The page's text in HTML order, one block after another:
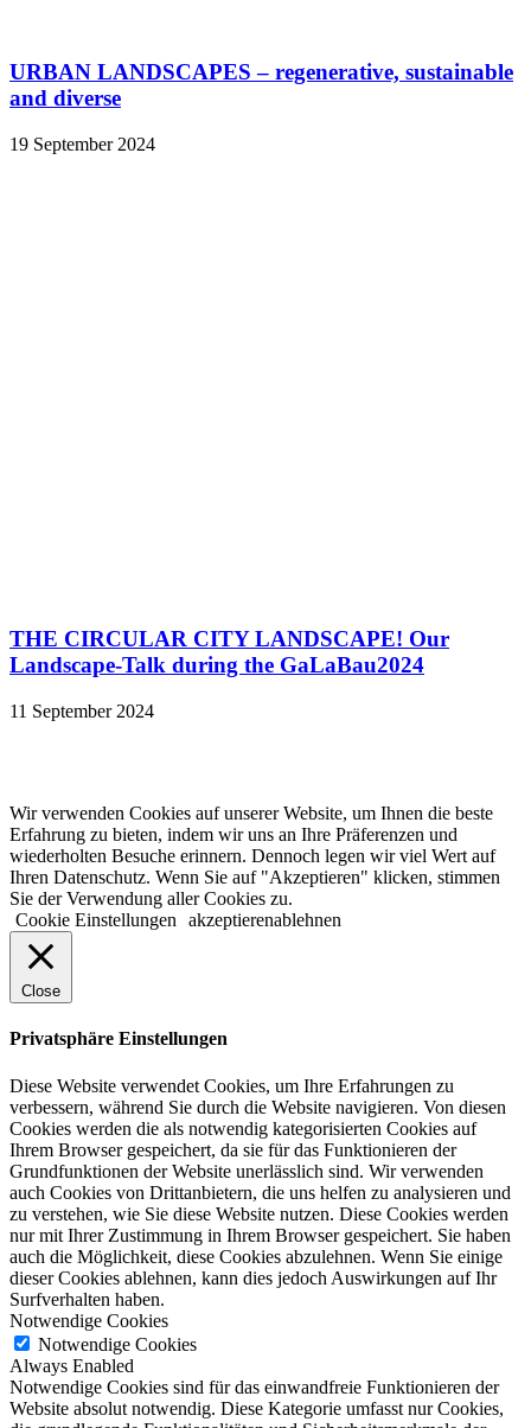
URBAN LANDSCAPES – regenerative, sustainable
and diverse
19 September 2024
THE CIRCULAR CITY LANDSCAPE! Our
Landscape-Talk during the GaLaBau2024
11 September 2024
Wir verwenden Cookies auf unserer Website, um Ihnen die beste
Erfahrung zu bieten, indem wir uns an Ihre Präferenzen und
wiederholten Besuche erinnern. Dennoch legen wir viel Wert auf
Ihren Datenschutz. Wenn Sie auf "Akzeptieren" klicken, stimmen
Sie der Verwendung aller Cookies zu.
Cookie Einstellungen
akzeptierenablehnen
Close
Privatsphäre Einstellungen
Diese Website verwendet Cookies, um Ihre Erfahrungen zu
verbessern, während Sie durch die Website navigieren. Von diesen
Cookies werden die als notwendig kategorisierten Cookies auf
Ihrem Browser gespeichert, da sie für das Funktionieren der
Grundfunktionen der Website unerlässlich sind. Wir verwenden
auch Cookies von Drittanbietern, die uns helfen zu analysieren und
zu verstehen, wie Sie diese Website nutzen. Diese Cookies werden
nur mit Ihrer Zustimmung in Ihrem Browser gespeichert. Sie haben
auch die Möglichkeit, diese Cookies abzulehnen. Wenn Sie einige
dieser Cookies ablehnen, kann dies jedoch Auswirkungen auf Ihr
Surfverhalten haben.
Notwendige Cookies
Notwendige Cookies
Always Enabled
Notwendige Cookies sind für das einwandfreie Funktionieren der
Website absolut notwendig. Diese Kategorie umfasst nur Cookies,